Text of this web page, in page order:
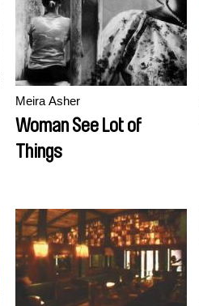
Meira Asher
Woman See Lot of
Things